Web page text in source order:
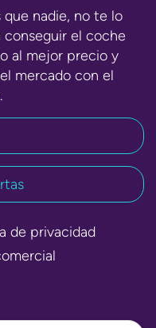
nadie, no te lo
conseguir el coche
al mejor precio y
mercado con el
de privacidad